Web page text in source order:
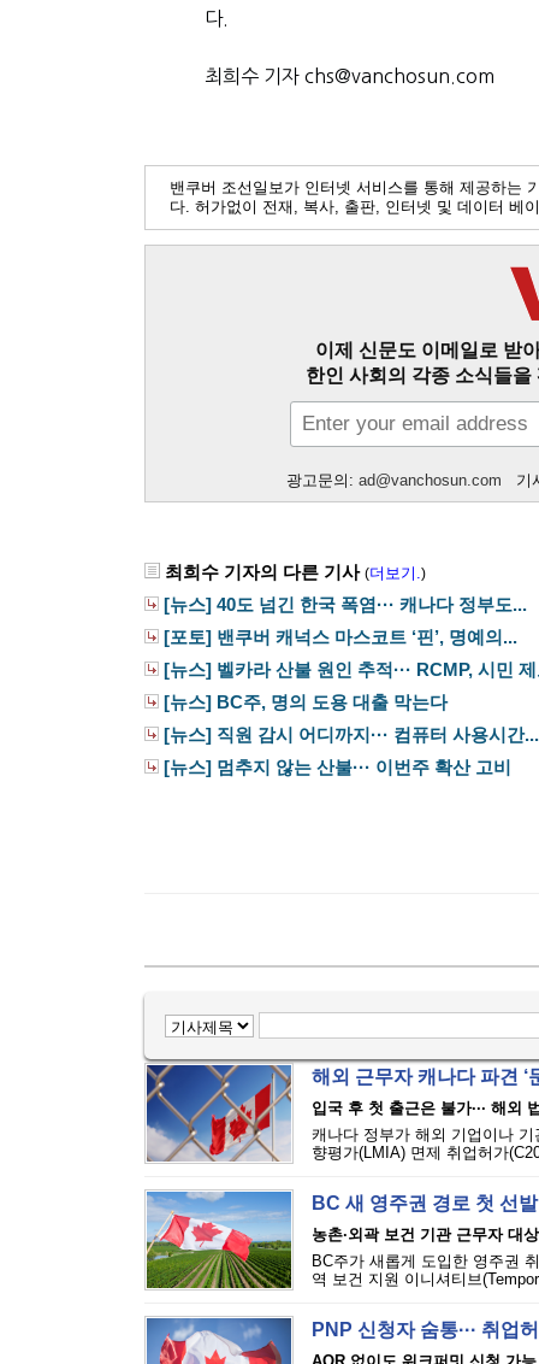
다.
최희수 기자 chs@vanchosun.com
밴쿠버 조선일보가 인터넷 서비스를 통해 제공하는
다. 허가없이 전재, 복사, 출판, 인터넷 및 데이터 베
이제 신문도 이메일로 받
한인 사회의 각종 소식들
광고문의: ad@vanchosun.com 기
최희수 기자의 다른 기사 (더보기.)
[뉴스] 40도 넘긴 한국 폭염··· 캐나다 정부도...
[포토] 밴쿠버 캐넉스 마스코트 ‘핀’, 명예의...
[뉴스] 벨카라 산불 원인 추적··· RCMP, 시민
[뉴스] BC주, 명의 도용 대출 막는다
[뉴스] 직원 감시 어디까지··· 컴퓨터 사용시간...
[뉴스] 멈추지 않는 산불··· 이번주 확산 고비
해외 근무자 캐나다 파견 ‘
입국 후 첫 출근은 불가··· 해외
캐나다 정부가 해외 기업이나
향평가(LMIA) 면제 취업허가
BC 새 영주권 경로 첫 선
농촌·외곽 보건 기관 근무자 대상
BC주가 새롭게 도입한 영주권
역 보건 지원 이니셔티브
PNP 신청자 숨통··· 취업